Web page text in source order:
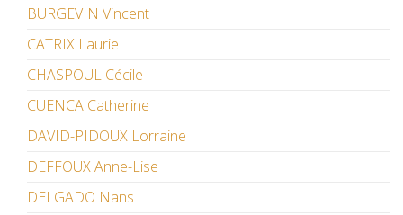
BURGEVIN Vincent
CATRIX Laurie
CHASPOUL Cécile
CUENCA Catherine
DAVID-PIDOUX Lorraine
DEFFOUX Anne-Lise
DELGADO Nans